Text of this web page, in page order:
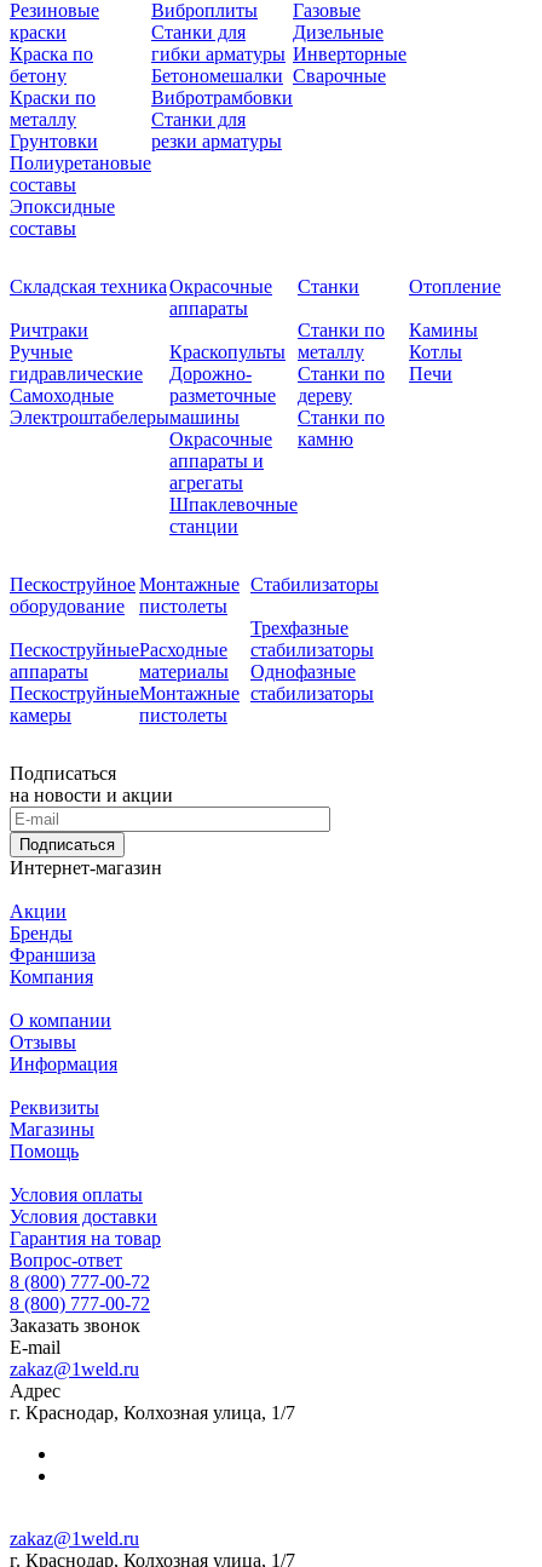
Резиновые
краски
Краска по
бетону
Краски по
металлу
Грунтовки
Полиуретановые
составы
Эпоксидные
составы
Виброплиты
Станки для
гибки арматуры
Бетономешалки
Вибротрамбовки
Станки для
резки арматуры
Газовые
Дизельные
Инверторные
Сварочные
Складская техника
Ричтраки
Ручные
гидравлические
Самоходные
Электроштабелеры
Окрасочные
аппараты
Краскопульты
Дорожно-
разметочные
машины
Окрасочные
аппараты и
агрегаты
Шпаклевочные
станции
Станки
Станки по
металлу
Станки по
дереву
Станки по
камню
Отопление
Камины
Котлы
Печи
Пескоструйное
оборудование
Пескоструйные
аппараты
Пескоструйные
камеры
Монтажные
пистолеты
Расходные
материалы
Монтажные
пистолеты
Стабилизаторы
Трехфазные
стабилизаторы
Однофазные
стабилизаторы
Подписаться
на новости и акции
Подписаться
Интернет-магазин
Акции
Бренды
Франшиза
Компания
О компании
Отзывы
Информация
Реквизиты
Магазины
Помощь
Условия оплаты
Условия доставки
Гарантия на товар
Вопрос-ответ
8 (800) 777-00-72
8 (800) 777-00-72
Заказать звонок
E-mail
zakaz@1weld.ru
Адрес
г. Краснодар, Колхозная улица, 1/7
zakaz@1weld.ru
г. Краснодар, Колхозная улица, 1/7